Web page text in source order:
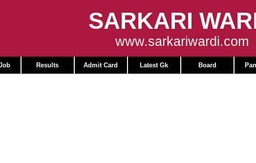
SARKARI
www.sarkariwardi.com
Results Admit Card Latest Gk Board